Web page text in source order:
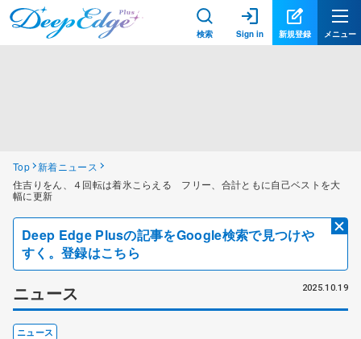
検索 Sign in 新規登録 メニュー
Top 新着ニュース
住吉りをん、４回転は着氷こらえる フリー、合計ともに自己ベストを大
幅に更新
Deep Edge Plusの記事をGoogle検索で見つけや
すく。登録はこちら
ニュース 2025.10.19
ニュース